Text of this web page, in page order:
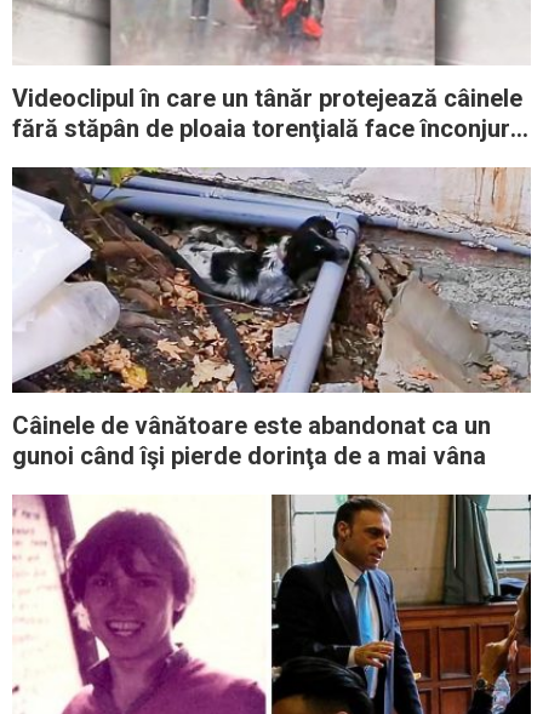
Videoclipul în care un tânăr protejează câinele
fără stăpân de ploaia torenţială face înconjurul
Câinele de vânătoare este abandonat ca un
gunoi când îşi pierde dorinţa de a mai vâna